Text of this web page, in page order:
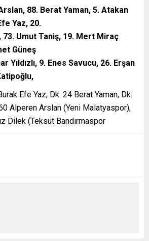
88. Berat Yaman, 5. Atakan
Yaz, 20.
73. Umut Taniş, 19. Mert Miraç
Güneş
Yıldızlı, 9. Enes Savucu, 26. Erşan
Efe Yaz, Dk. 24 Berat Yaman, Dk.
Alperen Arslan (Yeni Malatyaspor),
Dilek (Teksüt Bandırmaspor